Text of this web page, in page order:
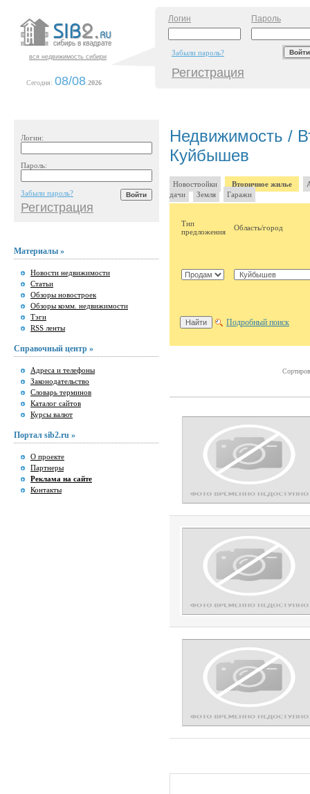
вся недвижимость сибири
Сегодня: 08/08 2026
Логин Пароль
Забыли пароль?
Регистрация
Логин:
Пароль:
Забыли пароль?
Регистрация
Материалы »
Новости недвижимости
Статьи
Обзоры новостроек
Обзоры комм. недвижимости
Тэги
RSS ленты
Справочный центр »
Адреса и телефоны
Законодательство
Словарь терминов
Каталог сайтов
Курсы валют
Портал sib2.ru »
О проекте
Партнеры
Реклама на сайте
Контакты
Недвижимость /
Куйбышев
Новостройки Вторичное жилье
дачи
Земля Гаражи
Тип
предложения
Область/город
Подробный поиск